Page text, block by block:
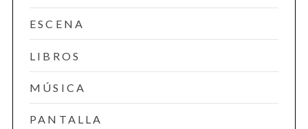
ESCENA
LIBROS
MÚSICA
PANTALLA